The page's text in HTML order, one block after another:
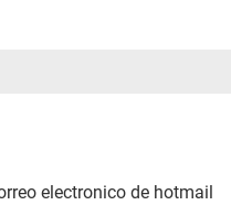
electronico de hotmail